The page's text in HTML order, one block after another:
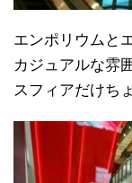
エンポリウムと
カジュアルな雰
スフィアだけち